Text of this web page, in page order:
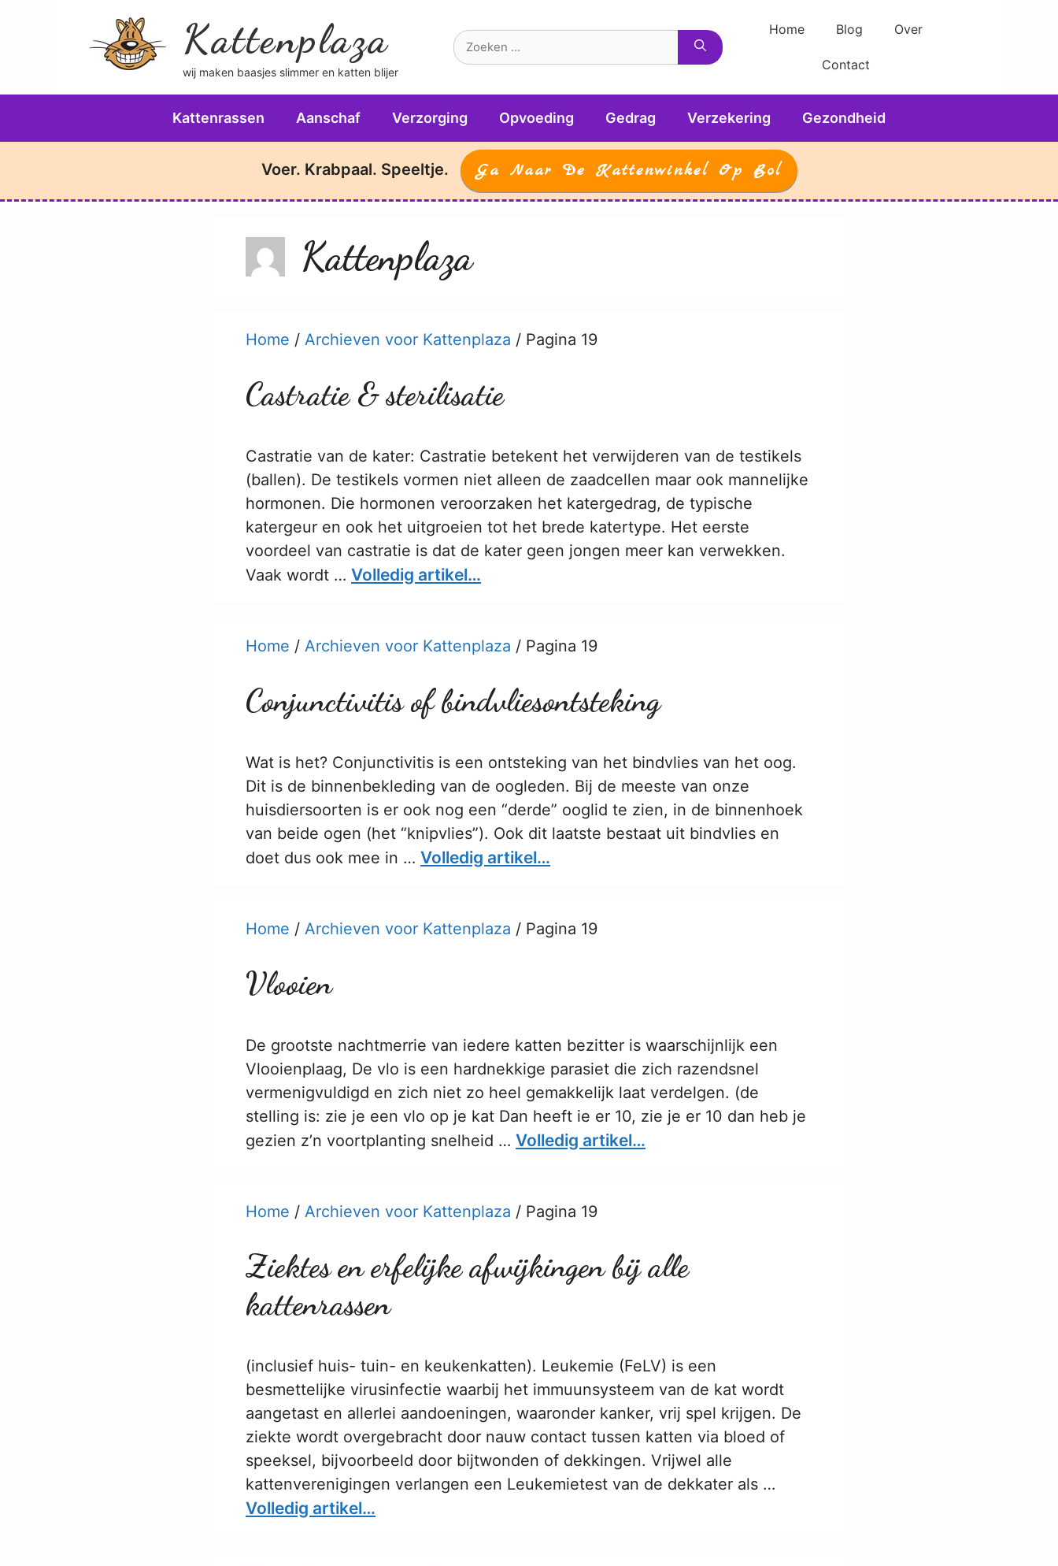
Kattenplaza
wij maken baasjes slimmer en katten blijer
Home Blog Over
Contact
Kattenrassen Aanschaf Verzorging Opvoeding Gedrag Verzekering Gezondheid
Voer. Krabpaal. Speeltje. Ga Naar De Kattenwinkel Op Bol
Kattenplaza
Home / Archieven voor Kattenplaza / Pagina 19
Castratie & sterilisatie
Castratie van de kater: Castratie betekent het verwijderen van de testikels
(ballen). De testikels vormen niet alleen de zaadcellen maar ook mannelijke
hormonen. Die hormonen veroorzaken het katergedrag, de typische
katergeur en ook het uitgroeien tot het brede katertype. Het eerste
voordeel van castratie is dat de kater geen jongen meer kan verwekken.
Vaak wordt … Volledig artikel…
Home / Archieven voor Kattenplaza / Pagina 19
Conjunctivitis of bindvliesontsteking
Wat is het? Conjunctivitis is een ontsteking van het bindvlies van het oog.
Dit is de binnenbekleding van de oogleden. Bij de meeste van onze
huisdiersoorten is er ook nog een “derde” ooglid te zien, in de binnenhoek
van beide ogen (het “knipvlies”). Ook dit laatste bestaat uit bindvlies en
doet dus ook mee in … Volledig artikel…
Home / Archieven voor Kattenplaza / Pagina 19
Vlooien
De grootste nachtmerrie van iedere katten bezitter is waarschijnlijk een
Vlooienplaag, De vlo is een hardnekkige parasiet die zich razendsnel
vermenigvuldigd en zich niet zo heel gemakkelijk laat verdelgen. (de
stelling is: zie je een vlo op je kat Dan heeft ie er 10, zie je er 10 dan heb je
gezien z’n voortplanting snelheid … Volledig artikel…
Home / Archieven voor Kattenplaza / Pagina 19
Ziektes en erfelijke afwijkingen bij alle
kattenrassen
(inclusief huis- tuin- en keukenkatten). Leukemie (FeLV) is een
besmettelijke virusinfectie waarbij het immuunsysteem van de kat wordt
aangetast en allerlei aandoeningen, waaronder kanker, vrij spel krijgen. De
ziekte wordt overgebracht door nauw contact tussen katten via bloed of
speeksel, bijvoorbeeld door bijtwonden of dekkingen. Vrijwel alle
kattenverenigingen verlangen een Leukemietest van de dekkater als …
Volledig artikel…